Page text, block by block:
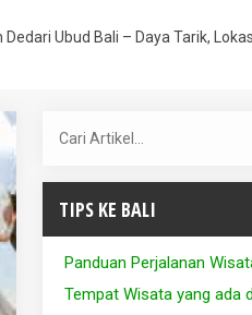
Dedari Ubud Bali – Daya Tarik,
TIPS KE BALI
Panduan Perjalanan
Tempat Wisata yang ada